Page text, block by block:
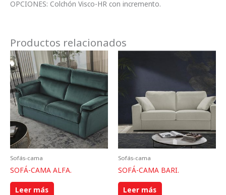
OPCIONES: Colchón Visco-HR con incremento.
Productos relacionados
Sofás-cama
SOFÁ-CAMA ALFA.
Leer más
Sofás-cama
SOFÁ-CAMA BARI.
Leer más